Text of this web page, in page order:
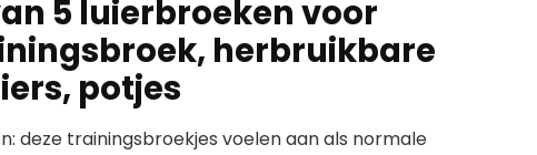
5 luierbroeken voor
herbruikbare
potjes
deze trainingsbroekjes voelen aan als normale